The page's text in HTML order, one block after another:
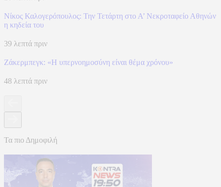
Νίκος Καλογερόπουλος: Την Τετάρτη στο Α’ Νεκροταφείο Αθηνών
η κηδεία του
39 λεπτά πριν
Ζάκερμπεγκ: «Η υπερνοημοσύνη είναι θέμα χρόνου»
48 λεπτά πριν
Τα πιο Δημοφιλή